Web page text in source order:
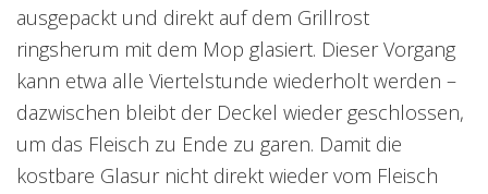
ausgepackt und direkt auf dem Grillrost
ringsherum mit dem Mop glasiert. Dieser Vorgang
kann etwa alle Viertelstunde wiederholt werden –
dazwischen bleibt der Deckel wieder geschlossen,
um das Fleisch zu Ende zu garen. Damit die
kostbare Glasur nicht direkt wieder vom Fleisch